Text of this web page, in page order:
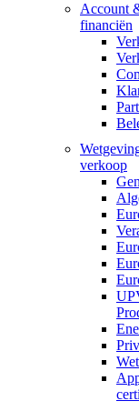
Account
financiën
verkoop